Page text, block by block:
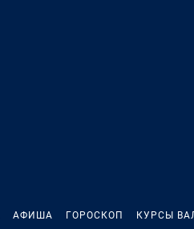
АФИША ГОРОСКОП КУРСЫ